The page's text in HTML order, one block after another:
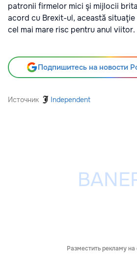
patronii firmelor mici şi mijlocii
acord cu Brexit-ul, această
cel mai mare risc pentru anul viitor.
Подпишитесь на новости
Источник Independent
Разместить рекламу на